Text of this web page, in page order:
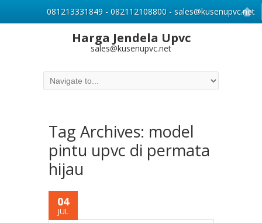
Harga Jendela Upvc
sales@kusenupvc.net
Tag Archives: model
pintu upvc di permata
hijau
04
JUL
081213331849 - 082112108800 - sales@kusenupvc.net